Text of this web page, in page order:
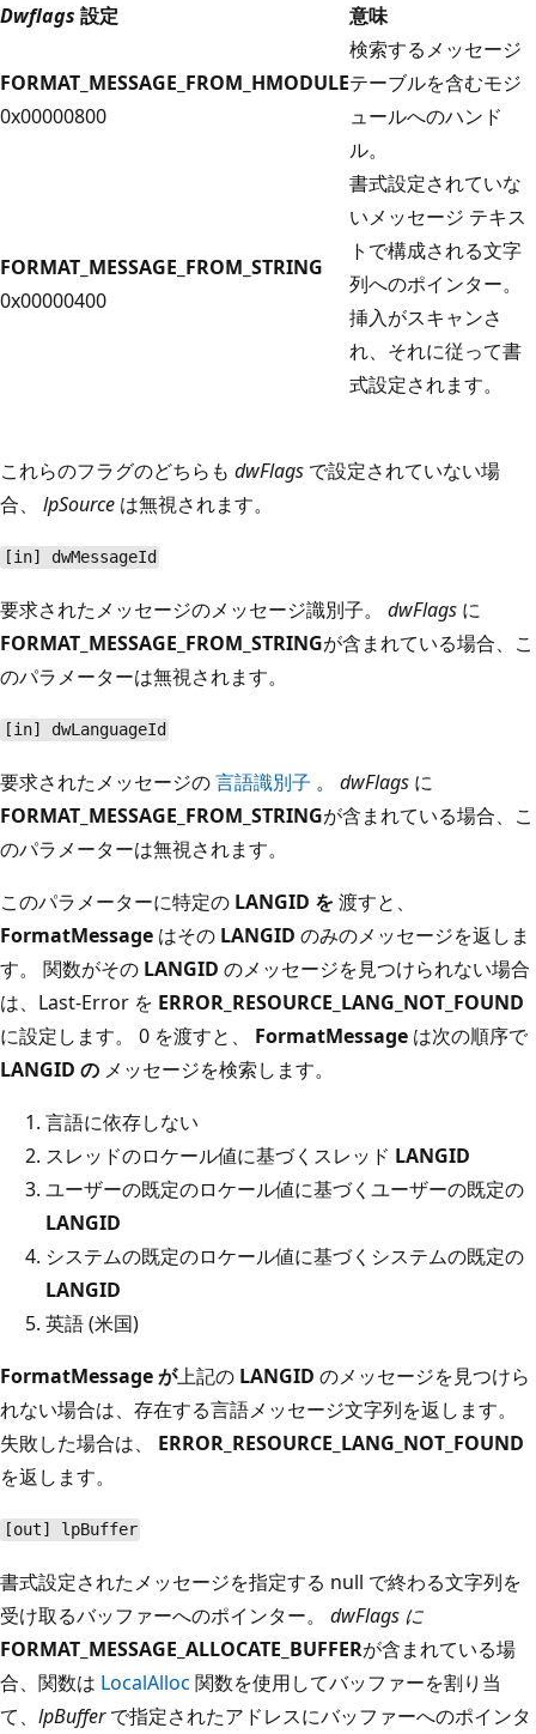
Dwflags 設定 意味
FORMAT_MESSAGE_FROM_HMODULE
0x00000800
検索するメッセージ
テーブルを含むモジ
ュールへのハンド
ル。
FORMAT_MESSAGE_FROM_STRING
0x00000400
書式設定されていな
いメッセージ テキス
トで構成される文字
列へのポインター。
挿入がスキャンさ
れ、それに従って書
式設定されます。
これらのフラグのどちらも dwFlags で設定されていない場
合、 lpSource は無視されます。
[in] dwMessageId
要求されたメッセージのメッセージ識別子。 dwFlags に
FORMAT_MESSAGE_FROM_STRINGが含まれている場合、こ
のパラメーターは無視されます。
[in] dwLanguageId
要求されたメッセージの言語識別子 。 dwFlags に
FORMAT_MESSAGE_FROM_STRINGが含まれている場合、こ
のパラメーターは無視されます。
このパラメーターに特定の LANGID を渡すと、
FormatMessage はその LANGID のみのメッセージを返しま
す。 関数がその LANGID のメッセージを見つけられない場合
は、Last-Error を ERROR_RESOURCE_LANG_NOT_FOUND
に設定します。 0 を渡すと、 FormatMessage は次の順序で
LANGID の メッセージを検索します。
言語に依存しない
スレッドのロケール値に基づくスレッド LANGID
ユーザーの既定のロケール値に基づくユーザーの既定の
LANGID
システムの既定のロケール値に基づくシステムの既定の
LANGID
英語 (米国)
FormatMessage が上記の LANGID のメッセージを見つけら
れない場合は、存在する言語メッセージ文字列を返します。
失敗した場合は、 ERROR_RESOURCE_LANG_NOT_FOUND
を返します。
[out] lpBuffer
書式設定されたメッセージを指定する null で終わる文字列を
受け取るバッファーへのポインター。 dwFlags に
FORMAT_MESSAGE_ALLOCATE_BUFFERが含まれている場
合、関数は LocalAlloc 関数を使用してバッファーを割り当
て、 lpBufferで指定されたアドレスにバッファーへのポインタ